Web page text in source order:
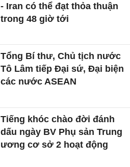
- Iran có thể đạt thỏa thuận
trong 48 giờ tới
Tổng Bí thư, Chủ tịch nước
Tô Lâm tiếp Đại sứ, Đại biện
các nước ASEAN
Tiếng khóc chào đời đánh
dấu ngày BV Phụ sản Trung
ương cơ sở 2 hoạt động